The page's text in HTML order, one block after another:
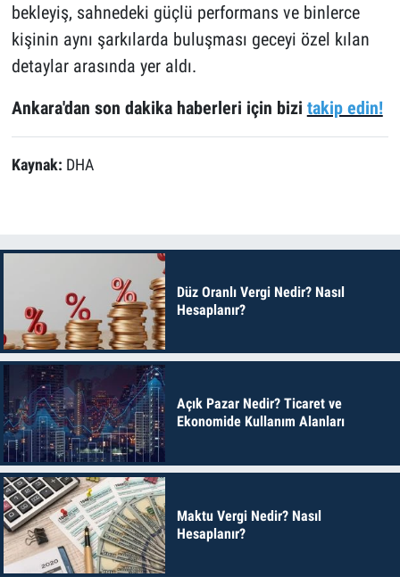
bekleyiş, sahnedeki güçlü performans ve binlerce
kişinin aynı şarkılarda buluşması geceyi özel kılan
detaylar arasında yer aldı.
Ankara'dan son dakika haberleri için bizi takip edin!
Kaynak: DHA
Düz Oranlı Vergi Nedir? Nasıl
Hesaplanır?
Açık Pazar Nedir? Ticaret ve
Ekonomide Kullanım Alanları
Maktu Vergi Nedir? Nasıl
Hesaplanır?